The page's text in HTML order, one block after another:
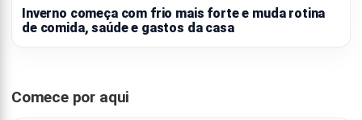
Inverno começa com frio mais forte e muda rotina
de comida, saúde e gastos da casa
Comece por aqui